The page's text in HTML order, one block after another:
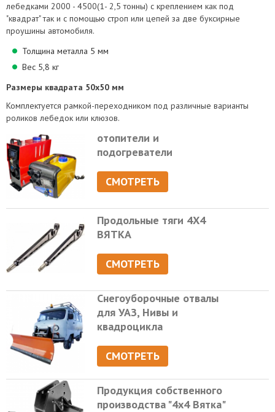
лебедками 2000 - 4500(1- 2,5 тонны) с креплением как под
"квадрат" так и с помощью строп или цепей за две буксирные
проушины автомобиля.
Толщина металла 5 мм
Вес 5,8 кг
Размеры квадрата 50х50 мм
Комплектуется рамкой-переходником под различные варианты
роликов лебедок или клюзов.
отопители и
подогреватели
СМОТРЕТЬ
Продольные тяги 4Х4
ВЯТКА
СМОТРЕТЬ
Снегоуборочные отвалы
для УАЗ, Нивы и
квадроцикла
СМОТРЕТЬ
Продукция собственного
производства "4х4 Вятка"